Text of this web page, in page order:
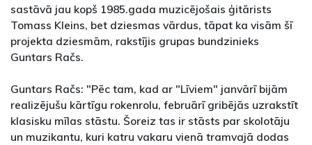
sastāvā jau kopš 1985.gada muzicējošais ģitārists
Tomass Kleins, bet dziesmas vārdus, tāpat ka visām šī
projekta dziesmām, rakstījis grupas bundzinieks
Guntars Račs.
Guntars Račs: "Pēc tam, kad ar "Līviem" janvārī bijām
realizējušu kārtīgu rokenrolu, februārī gribējās uzrakstīt
klasisku mīlas stāstu. Šoreiz tas ir stāsts par skolotāju
un muzikantu, kuri katru vakaru vienā tramvajā dodas